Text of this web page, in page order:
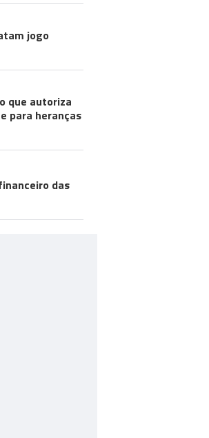
jogo
que autoriza
para heranças
das